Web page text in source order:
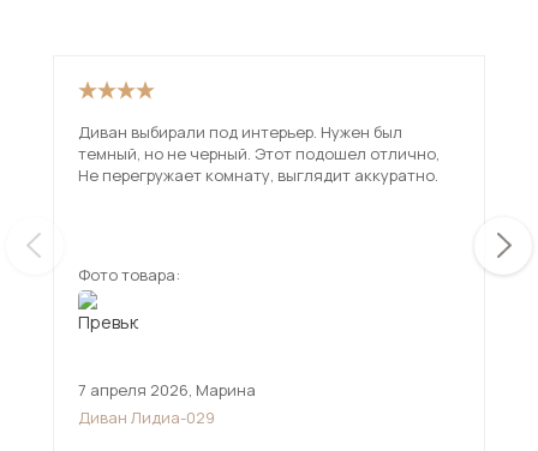
Диван выбирали под интерьер. Нужен был
темный, но не черный. Этот подошел отлично,
Не перегружает комнату, выглядит аккуратно.
Фото товара:
7 апреля 2026, Марина
Диван Лидиа-029